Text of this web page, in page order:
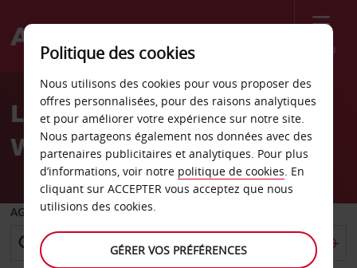
Menu
Welcome
AvisLocation de voiture
Warstein
AGENCE DE DÉPART
Politique des cookies
Nous utilisons des cookies pour vous proposer des
offres personnalisées, pour des raisons analytiques
et pour améliorer votre expérience sur notre site.
Nous partageons également nos données avec des
partenaires publicitaires et analytiques. Pour plus
d’informations, voir notre politique de cookies. En
cliquant sur ACCEPTER vous acceptez que nous
utilisions des cookies.
GÉRER VOS PRÉFÉRENCES